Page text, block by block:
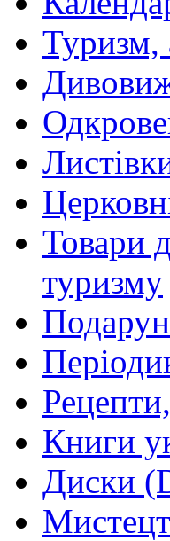
Туризм,
Товари
туризму
Книги
Диски